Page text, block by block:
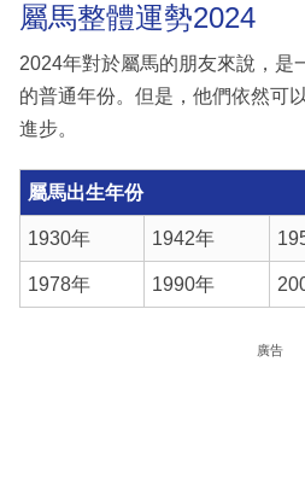
屬馬整體運勢2024
2024年對於屬馬的朋友來說，是
的普通年份。但是，他們依然可
進步。
屬馬出生年份
1930年 1942年
1978年 1990年
廣告